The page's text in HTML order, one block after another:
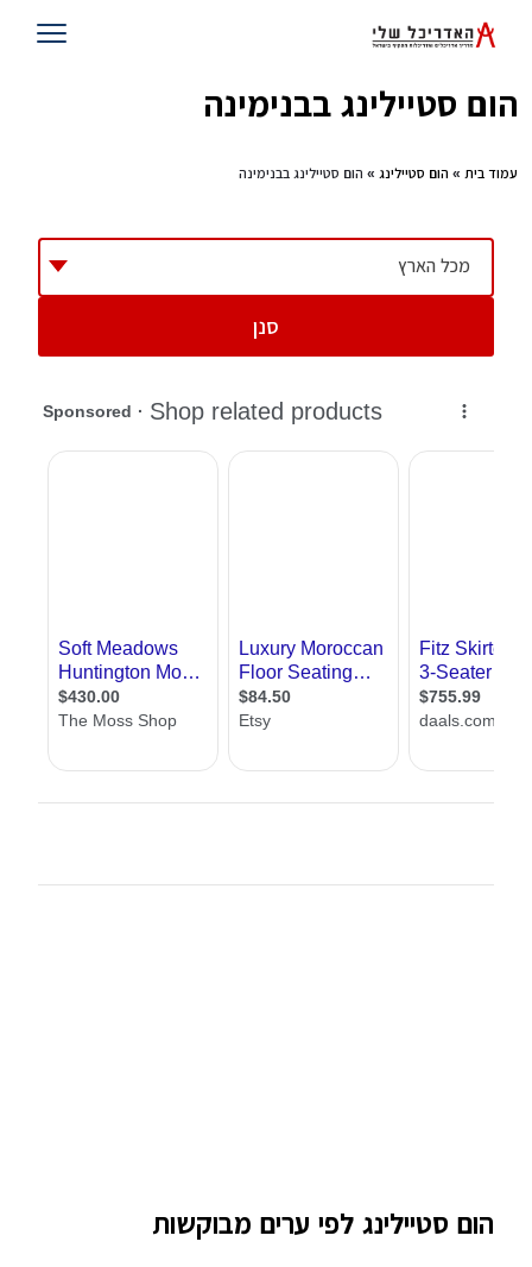
הום סטיילינג בבנימינה
עמוד בית » הום סטיילינג » הום סטיילינג בבנימינה
מכל הארץ
סנן
הום סטיילינג לפי ערים מבוקשות